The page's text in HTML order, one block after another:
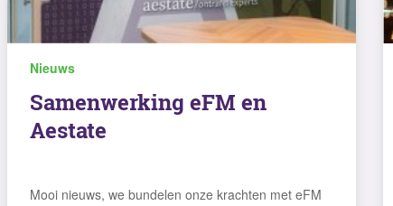
Nieuws
Samenwerking eFM en
Aestate
Mooi nieuws, we bundelen onze krachten met eFM